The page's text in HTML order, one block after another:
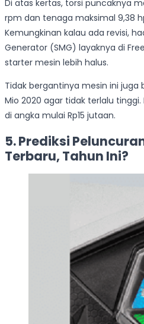
Di atas kertas, torsi puncaknya
rpm dan tenaga maksimal 9,38
Kemungkinan kalau ada revisi,
Generator (SMG) layaknya di
starter mesin lebih halus.
Tidak bergantinya mesin ini
Mio 2020 agar tidak terlalu
di angka mulai Rp15 jutaan.
5. Prediksi
Terbaru, Tahun Ini?